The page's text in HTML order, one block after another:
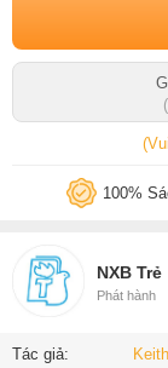
100%
NXB Trẻ
Phát hành
Tác giả: